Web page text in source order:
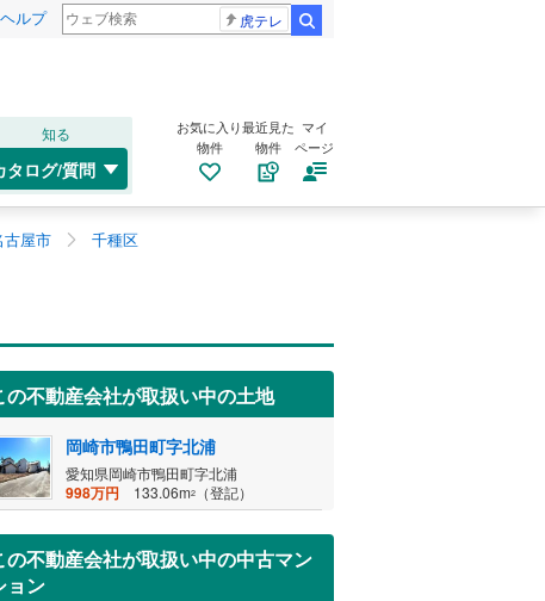
ヘルプ 虎テレ
知る
タログ/質問
お気に入り
物件
最近見た
物件
マイ
ページ
古屋市
千種区
の不動産会社が取扱い中の土地
岡崎市鴨田町字北浦
愛知県岡崎市鴨田町字北浦
998万円 133.06m2 （登記）
の不動産会社が取扱い中の中古マン
ョン